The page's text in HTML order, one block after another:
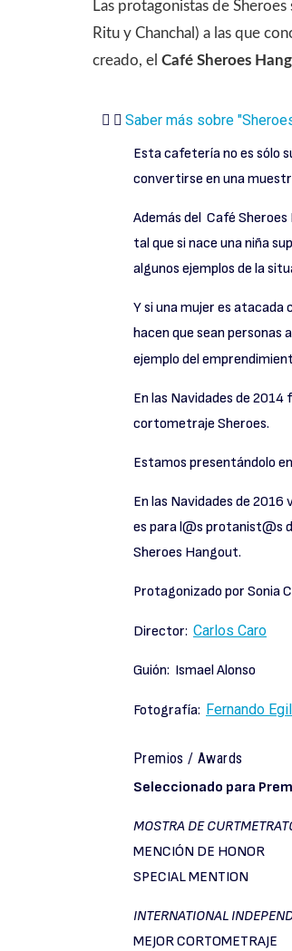
Las protagonistas de
Ritu y Chanchal) a las que
creado, el Café Sheroes
Saber más sobre
Esta cafetería no es sólo
convertirse en una
Además del Café
tal que si nace una niña
algunos ejemplos de la
Y si una mujer es
hacen que sean
ejemplo del
En las Navidades de
cortometraje Sheroes.
Estamos presentándolo
En las Navidades de
es para l@s protanist@s
Sheroes Hangout.
Protagonizado por Sonia
Director: Carlos Caro
Guión: Ismael Alonso
Fotografía: Fernando
Premios / Awards
Seleccionado para
MOSTRA DE
MENCIÓN DE HONOR
SPECIAL MENTION
INTERNATIONAL
MEJOR CORTOMETRAJE